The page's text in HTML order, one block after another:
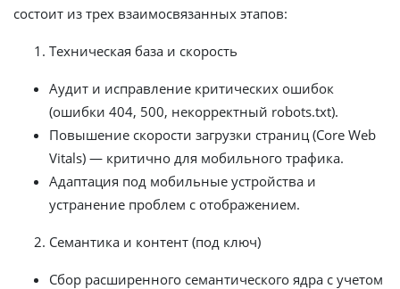
состоит из трех взаимосвязанных этапов:
Техническая база и скорость
Аудит и исправление критических ошибок
(ошибки 404, 500, некорректный robots.txt).
Повышение скорости загрузки страниц (Core Web
Vitals) — критично для мобильного трафика.
Адаптация под мобильные устройства и
устранение проблем с отображением.
Семантика и контент (под ключ)
Сбор расширенного семантического ядра с учетом